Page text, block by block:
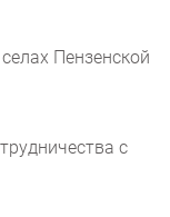
Пензенской
с